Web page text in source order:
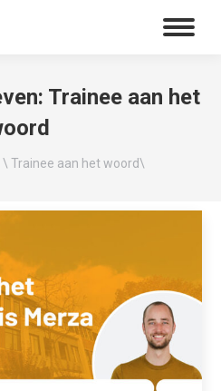
Trainee aan het
\ Trainee aan het woord\